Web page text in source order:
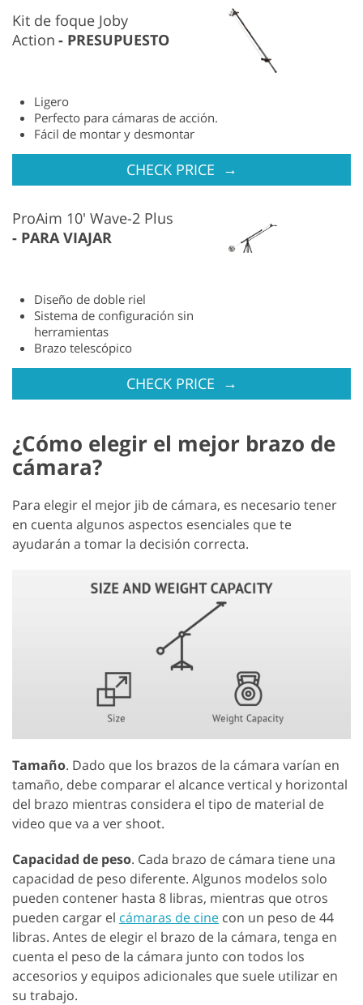
Kit de foque Joby
Action
PRESUPUESTO
Ligero
Perfecto para cámaras de acción.
Fácil de montar y desmontar
CHECK PRICE →
ProAim 10' Wave-2 Plus
PARA VIAJAR
Diseño de doble riel
Sistema de configuración sin
herramientas
Brazo telescópico
CHECK PRICE →
¿Cómo elegir el mejor brazo de
cámara?
Para elegir el mejor jib de cámara, es necesario tener
en cuenta algunos aspectos esenciales que te
ayudarán a tomar la decisión correcta.
Tamaño. Dado que los brazos de la cámara varían en
tamaño, debe comparar el alcance vertical y horizontal
del brazo mientras considera el tipo de material de
video que va a ver shoot.
Capacidad de peso. Cada brazo de cámara tiene una
capacidad de peso diferente. Algunos modelos solo
pueden contener hasta 8 libras, mientras que otros
pueden cargar el cámaras de cine con un peso de 44
libras. Antes de elegir el brazo de la cámara, tenga en
cuenta el peso de la cámara junto con todos los
accesorios y equipos adicionales que suele utilizar en
su trabajo.